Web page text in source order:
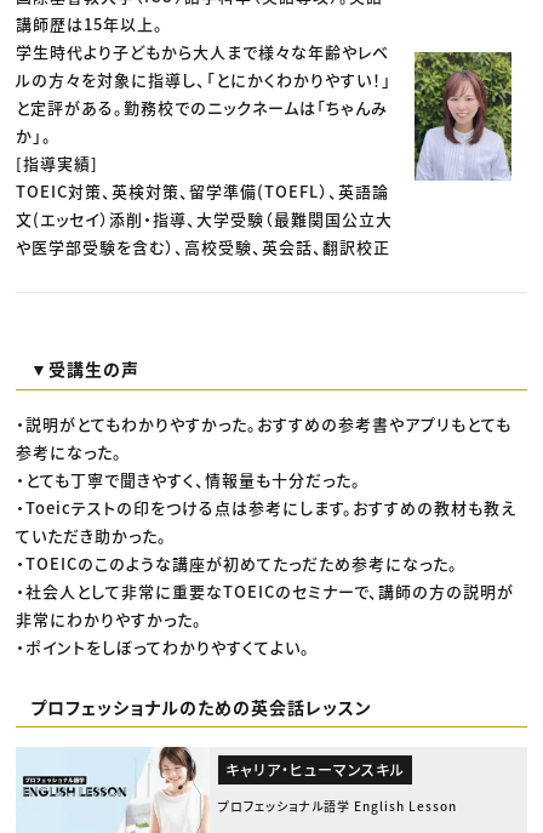
講師歴は15年以上。
学生時代より子どもから大人まで様々な年齢やレベ
ルの方々を対象に指導し、「とにかくわかりやすい！」
と定評がある。勤務校でのニックネームは「ちゃんみ
か」。
[指導実績]
TOEIC対策、英検対策、留学準備(TOEFL）、英語論
文(エッセイ）添削・指導、大学受験（最難関国公立大
や医学部受験を含む）、高校受験、英会話、翻訳校正
▼受講生の声
・説明がとてもわかりやすかった。おすすめの参考書やアプリもとても
参考になった。
・とても丁寧で聞きやすく、情報量も十分だった。
・Toeicテストの印をつける点は参考にします。おすすめの教材も教え
ていただき助かった。
・TOEICのこのような講座が初めてたっだため参考になった。
・社会人として非常に重要なTOEICのセミナーで、講師の方の説明が
非常にわかりやすかった。
・ポイントをしぼってわかりやすくてよい。
プロフェッショナルのための英会話レッスン
キャリア・ヒューマンスキル
プロフェッショナル語学 English Lesson